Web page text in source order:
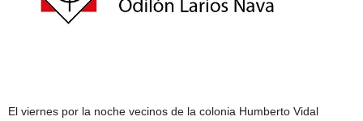
El viernes por la noche vecinos de la colonia Humberto Vidal